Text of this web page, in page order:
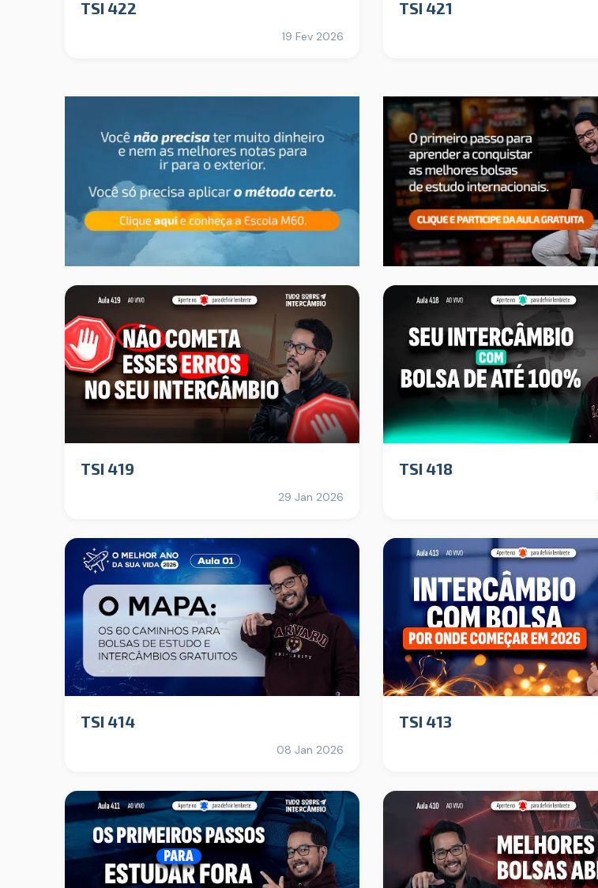
TSI 422
19 Fev 2026
TSI 421
TSI 419
29 Jan 2026
TSI 418
TSI 414
08 Jan 2026
TSI 413